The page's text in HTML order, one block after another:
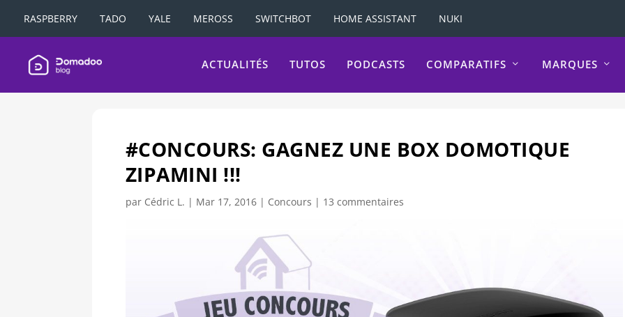
RASPBERRY TADO YALE MEROSS SWITCHBOT HOME ASSISTANT NUKI
ACTUALITÉS TUTOS PODCASTS COMPARATIFS MARQUES
#CONCOURS: GAGNEZ UNE BOX DOMOTIQUE
ZIPAMINI !!!
par Cédric L. | Mar 17, 2016| Concours | 13 commentaires